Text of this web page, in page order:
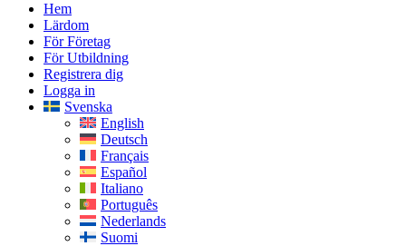
Hem
Lärdom
För Företag
För Utbildning
Registrera dig
Logga in
Svenska
English
Deutsch
Français
Español
Italiano
Português
Nederlands
Suomi